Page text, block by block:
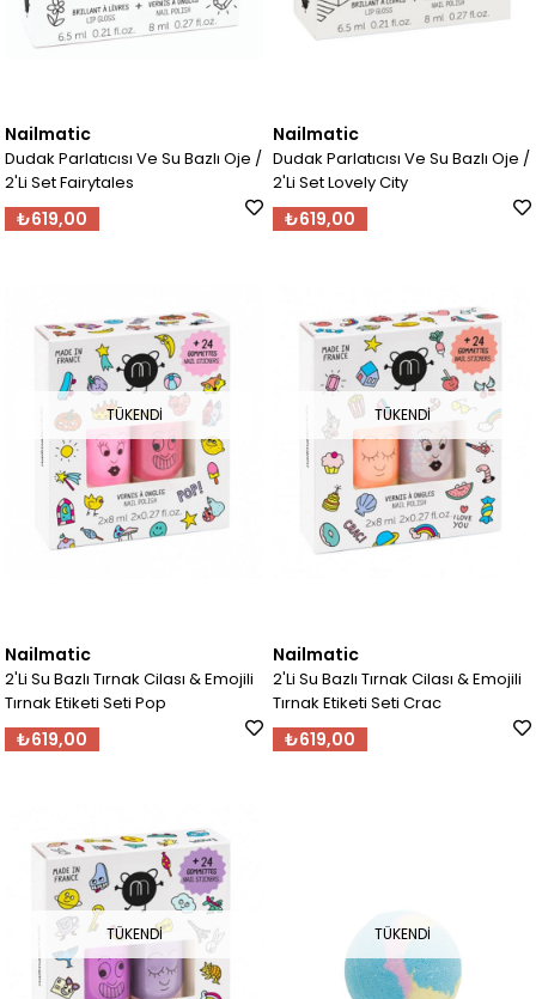
Nailmatic
Dudak Parlatıcısı Ve Su Bazlı Oje /
2'Li Set Fairytales
₺619,00
Nailmatic
Dudak Parlatıcısı Ve Su Bazlı Oje /
2'Li Set Lovely City
₺619,00
TÜKENDI
Nailmatic
2'Li Su Bazlı Tırnak Cilası & Emojili
Tırnak Etiketi Seti Pop
₺619,00
TÜKENDI
Nailmatic
2'Li Su Bazlı Tırnak Cilası & Emojili
Tırnak Etiketi Seti Crac
₺619,00
TÜKENDI TÜKENDI